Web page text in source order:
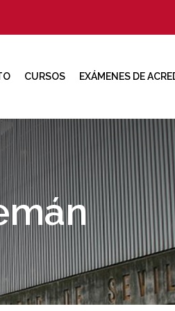
CURSOS EXÁMENES DE